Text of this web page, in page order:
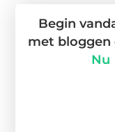
Begin
met bloggen
Nu